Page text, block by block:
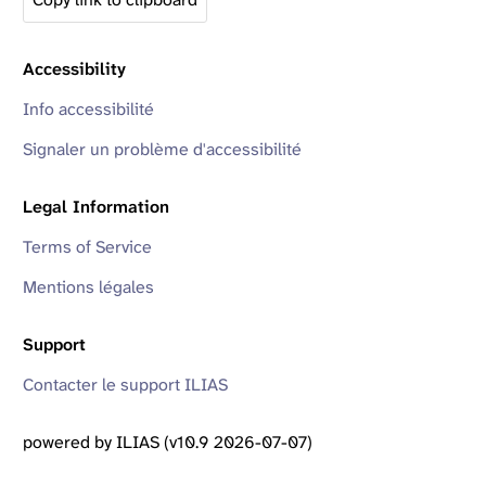
Accessibility
Info accessibilité
Signaler un problème d'accessibilité
Legal Information
Terms of Service
Mentions légales
Support
Contacter le support ILIAS
powered by ILIAS (v10.9 2026-07-07)